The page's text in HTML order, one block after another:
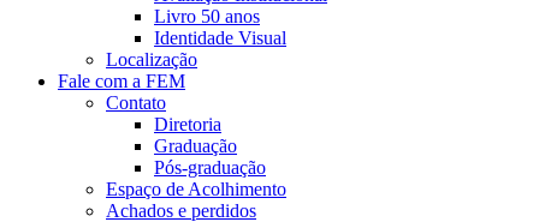
Livro 50 anos
Identidade Visual
Localização
Fale com a FEM
Contato
Diretoria
Graduação
Pós-graduação
Espaço de Acolhimento
Achados e perdidos